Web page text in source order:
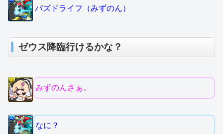
パズドライフ（みずのん）
ゼウス降臨行けるかな？
みずのんさぁ。
なに？